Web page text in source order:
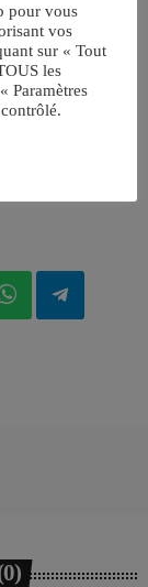
pour vous
vos
sur « Tout
les
Paramètres